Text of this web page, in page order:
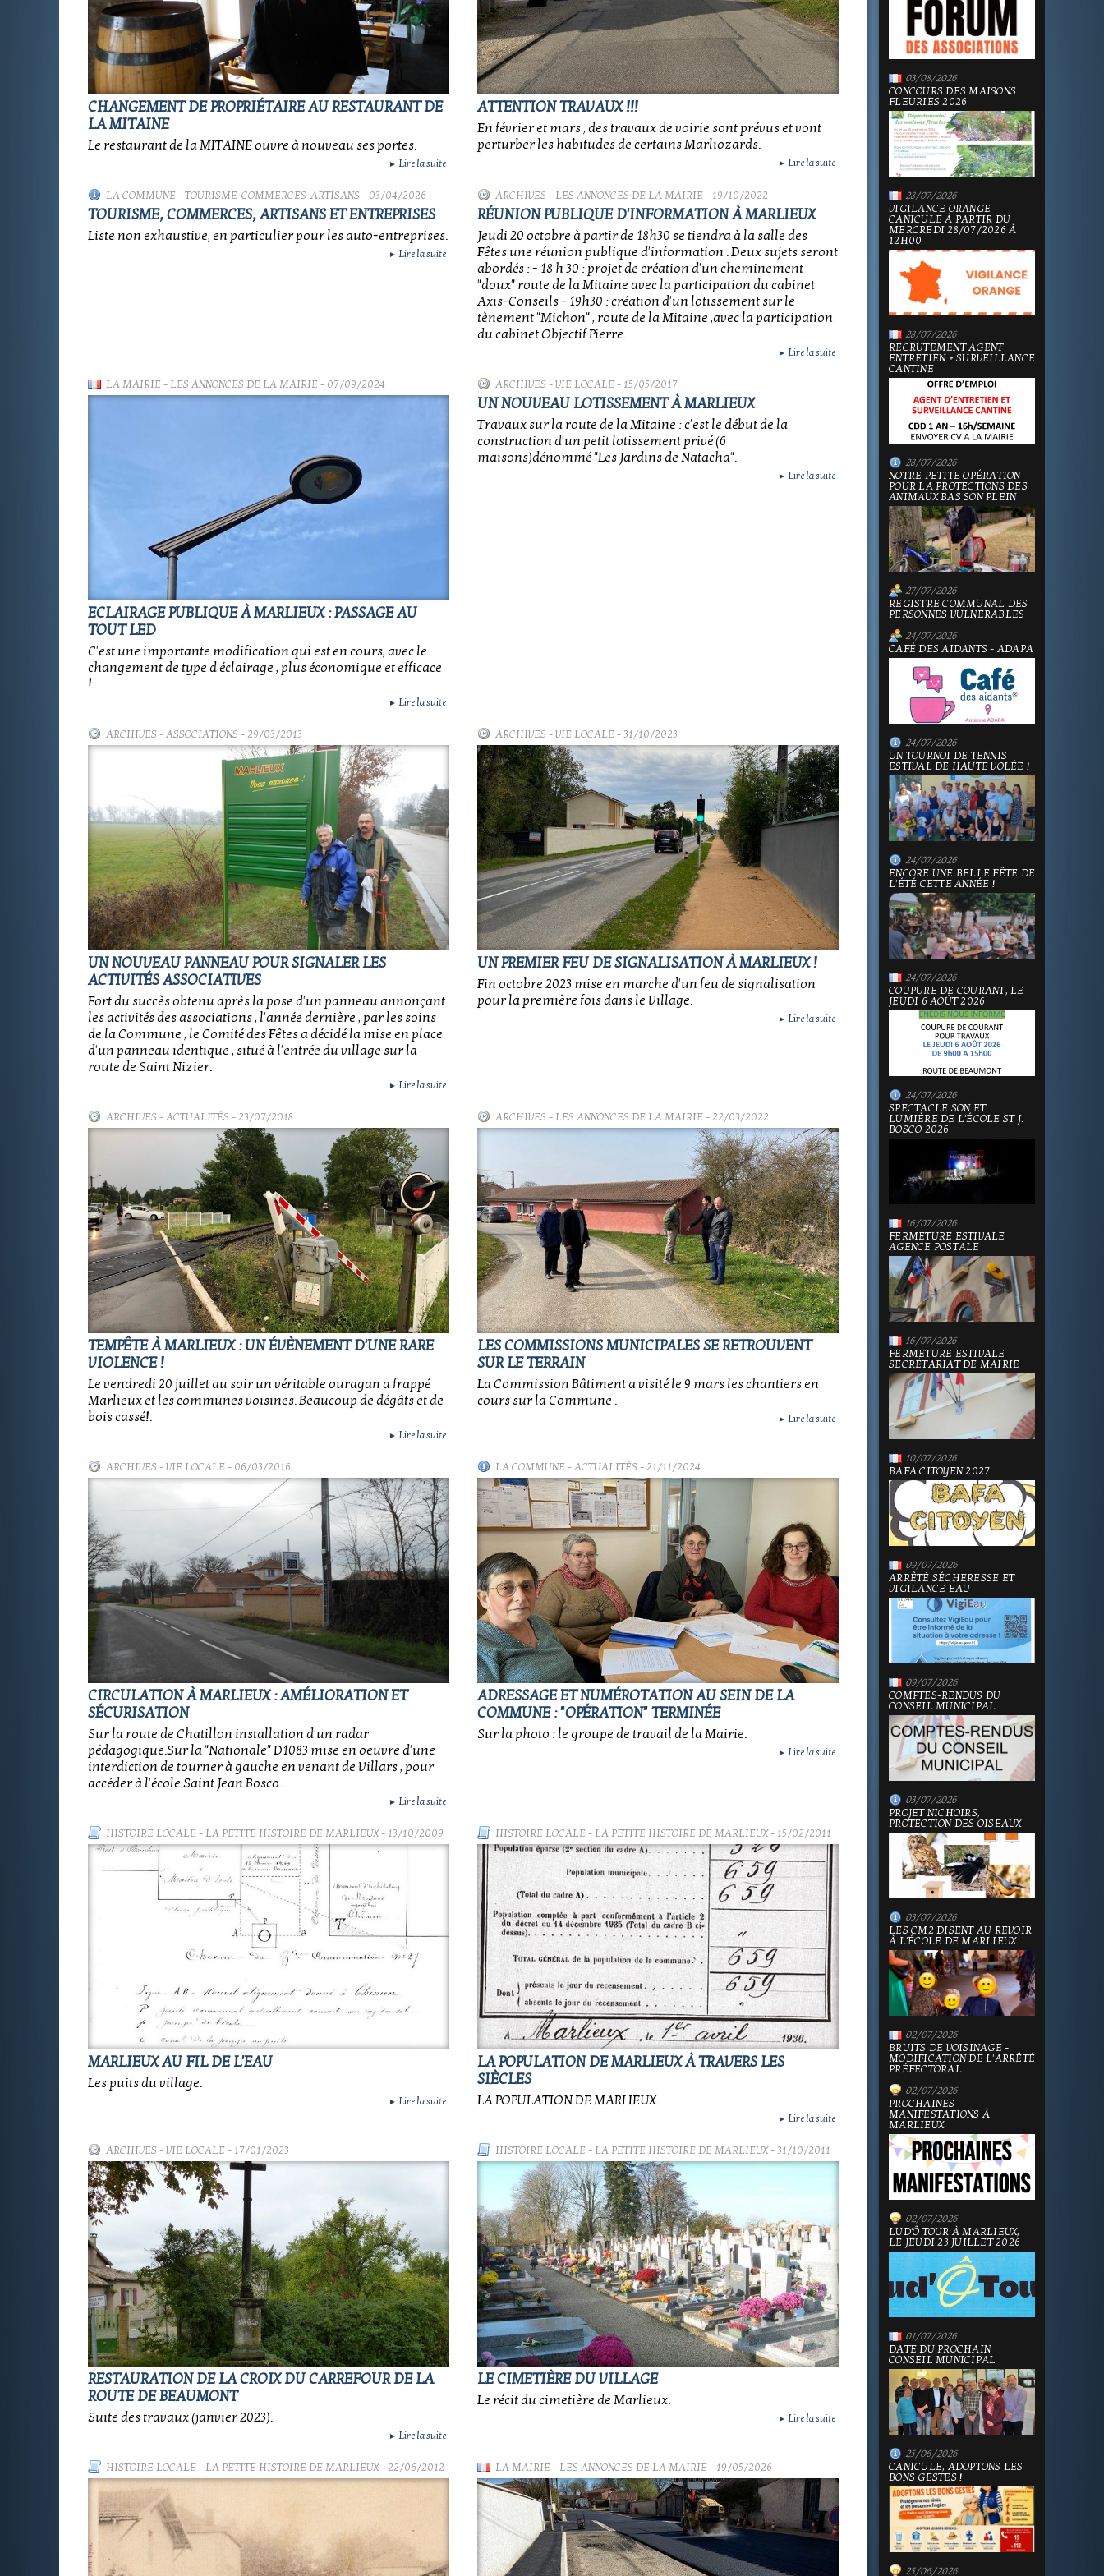
CHANGEMENT DE PROPRIÉTAIRE AU RESTAURANT DE
LA MITAINE
Le restaurant de la MITAINE ouvre à nouveau ses portes.
► Lire la suite
ATTENTION TRAVAUX !!!
En février et mars , des travaux de voirie sont prévus et vont
perturber les habitudes de certains Marliozards.
► Lire la suite
LA COMMUNE-TOURISME-COMMERCES-ARTISANS - 03/04/2026
TOURISME, COMMERCES, ARTISANS ET ENTREPRISES
Liste non exhaustive, en particulier pour les auto-entreprises.
► Lire la suite
ARCHIVES - LES ANNONCES DE LA MAIRIE- 19/10/2022
RÉUNION PUBLIQUE D'INFORMATION À MARLIEUX
Jeudi 20 octobre à partir de 18h30 se tiendra à la salle des
Fêtes une réunion publique d'information . Deux sujets seront
abordés : - 18 h 30 : projet de création d'un cheminement
"doux" route de la Mitaine avec la participation du cabinet
Axis-Conseils - 19h30 : création d'un lotissement sur le
tènement "Michon" , route de la Mitaine ,avec la participation
du cabinet Objectif Pierre.
► Lire la suite
LA MAIRIE- LES ANNONCES DE LA MAIRIE- 07/09/2024
ECLAIRAGE PUBLIQUE À MARLIEUX : PASSAGE AU
TOUT LED
C'est une importante modification qui est en cours, avec le
changement de type d'éclairage , plus économique et efficace
!.
► Lire la suite
ARCHIVES -VIE LOCALE- 15/05/2017
UN NOUVEAU LOTISSEMENT À MARLIEUX
Travaux sur la route de la Mitaine : c'est le début de la
construction d'un petit lotissement privé (6
maisons)dénommé "Les Jardins de Natacha".
► Lire la suite
ARCHIVES -ASSOCIATIONS - 29/03/2013
UN NOUVEAU PANNEAU POUR SIGNALER LES
ACTIVITÉS ASSOCIATIVES
Fort du succès obtenu après la pose d'un panneau annonçant
les activités des associations , l'année dernière , par les soins
de la Commune , le Comité des Fêtes a décidé la mise en place
d'un panneau identique , situé à l'entrée du village sur la
route de Saint Nizier.
► Lire la suite
ARCHIVES -VIE LOCALE- 31/10/2023
UN PREMIER FEU DE SIGNALISATION À MARLIEUX !
Fin octobre 2023 mise en marche d'un feu de signalisation
pour la première fois dans le Village.
► Lire la suite
ARCHIVES -ACTUALITÉS - 23/07/2018
TEMPÊTE À MARLIEUX : UN ÉVÈNEMENT D'UNE RARE
VIOLENCE !
Le vendredi 20 juillet au soir un véritable ouragan a frappé
Marlieux et les communes voisines. Beaucoup de dégâts et de
bois cassé!.
► Lire la suite
ARCHIVES - LES ANNONCES DE LA MAIRIE- 22/03/2022
LES COMMISSIONS MUNICIPALES SE RETROUVENT
SUR LE TERRAIN
La Commission Bâtiment a visité le 9 mars les chantiers en
cours sur la Commune .
► Lire la suite
ARCHIVES -VIE LOCALE- 06/03/2016
CIRCULATION À MARLIEUX : AMÉLIORATION ET
SÉCURISATION
Sur la route de Chatillon installation d'un radar
pédagogique.Sur la "Nationale" D1083 mise en oeuvre d'une
interdiction de tourner à gauche en venant de Villars , pour
accéder à l'école Saint Jean Bosco..
► Lire la suite
LA COMMUNE-ACTUALITÉS - 21/11/2024
ADRESSAGE ET NUMÉROTATION AU SEIN DE LA
COMMUNE : "OPÉRATION" TERMINÉE
Sur la photo : le groupe de travail de la Mairie.
► Lire la suite
HISTOIRE LOCALE- LA PETITE HISTOIRE DE MARLIEUX- 13/10/2009
MARLIEUX AU FIL DE L'EAU
Les puits du village.
► Lire la suite
HISTOIRE LOCALE- LA PETITE HISTOIRE DE MARLIEUX- 15/02/2011
LA POPULATION DE MARLIEUX À TRAVERS LES
SIÈCLES
LA POPULATION DE MARLIEUX.
► Lire la suite
ARCHIVES -VIE LOCALE- 17/01/2023
RESTAURATION DE LA CROIX DU CARREFOUR DE LA
ROUTE DE BEAUMONT
Suite des travaux (janvier 2023).
► Lire la suite
HISTOIRE LOCALE- LA PETITE HISTOIRE DE MARLIEUX- 31/10/2011
LE CIMETIÈRE DU VILLAGE
Le récit du cimetière de Marlieux.
► Lire la suite
HISTOIRE LOCALE- LA PETITE HISTOIRE DE MARLIEUX- 22/06/2012 LA MAIRIE- LES ANNONCES DE LA MAIRIE- 19/05/2026
03/08/2026
CONCOURS DES MAISONS
FLEURIES 2026
28/07/2026
VIGILANCE ORANGE
CANICULE À PARTIR DU
MERCREDI 28/07/2026 À
12H00
28/07/2026
RECRUTEMENT AGENT
ENTRETIEN + SURVEILLANCE
CANTINE
28/07/2026
NOTRE PETITE OPÉRATION
POUR LA PROTECTIONS DES
ANIMAUX BAS SON PLEIN
27/07/2026
REGISTRE COMMUNAL DES
PERSONNES VULNÉRABLES
24/07/2026
CAFÉ DES AIDANTS - ADAPA
24/07/2026
UN TOURNOI DE TENNIS
ESTIVAL DE HAUTE VOLÉE !
24/07/2026
ENCORE UNE BELLE FÊTE DE
L'ÉTÉ CETTE ANNÉE !
24/07/2026
COUPURE DE COURANT, LE
JEUDI 6 AOÛT 2026
24/07/2026
SPECTACLE SON ET
LUMIÈRE DE L'ÉCOLE ST J.
BOSCO 2026
16/07/2026
FERMETURE ESTIVALE
AGENCE POSTALE
16/07/2026
FERMETURE ESTIVALE
SECRÉTARIAT DE MAIRIE
10/07/2026
BAFA CITOYEN 2027
09/07/2026
ARRÊTÉ SÉCHERESSE ET
VIGILANCE EAU
09/07/2026
COMPTES-RENDUS DU
CONSEIL MUNICIPAL
03/07/2026
PROJET NICHOIRS,
PROTECTION DES OISEAUX
03/07/2026
LES CM2 DISENT AU REVOIR
À L'ÉCOLE DE MARLIEUX
02/07/2026
BRUITS DE VOISINAGE -
MODIFICATION DE L'ARRÊTÉ
PRÉFECTORAL
02/07/2026
PROCHAINES
MANIFESTATIONS À
MARLIEUX
02/07/2026
LUD'Ô TOUR À MARLIEUX,
LE JEUDI 23 JUILLET 2026
01/07/2026
DATE DU PROCHAIN
CONSEIL MUNICIPAL
25/06/2026
CANICULE, ADOPTONS LES
BONS GESTES !
25/06/2026